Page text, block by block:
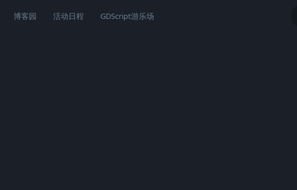
博客园 活动日程 GDScript游乐场